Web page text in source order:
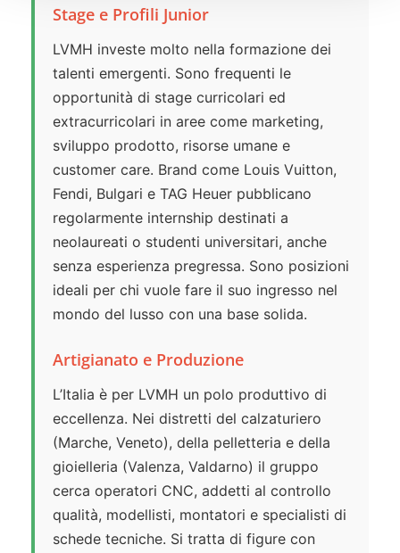
Stage e Profili Junior
LVMH investe molto nella formazione dei
talenti emergenti. Sono frequenti le
opportunità di stage curricolari ed
extracurricolari in aree come marketing,
sviluppo prodotto, risorse umane e
customer care. Brand come Louis Vuitton,
Fendi, Bulgari e TAG Heuer pubblicano
regolarmente internship destinati a
neolaureati o studenti universitari, anche
senza esperienza pregressa. Sono posizioni
ideali per chi vuole fare il suo ingresso nel
mondo del lusso con una base solida.
Artigianato e Produzione
L’Italia è per LVMH un polo produttivo di
eccellenza. Nei distretti del calzaturiero
(Marche, Veneto), della pelletteria e della
gioielleria (Valenza, Valdarno) il gruppo
cerca operatori CNC, addetti al controllo
qualità, modellisti, montatori e specialisti di
schede tecniche. Si tratta di figure con